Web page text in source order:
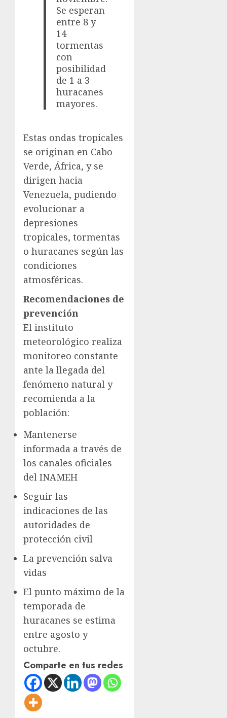
Se esperan
entre 8 y
14
tormentas
con
posibilidad
de 1 a 3
huracanes
mayores.
Estas ondas tropicales
se originan en Cabo
Verde, África, y se
dirigen hacia
Venezuela, pudiendo
evolucionar a
depresiones
tropicales, tormentas
o huracanes según las
condiciones
atmosféricas.
Recomendaciones de
prevención
El instituto
meteorológico realiza
monitoreo constante
ante la llegada del
fenómeno natural y
recomienda a la
población:
Mantenerse
informada a través de
los canales oficiales
del INAMEH
Seguir las
indicaciones de las
autoridades de
protección civil
La prevención salva
vidas
El punto máximo de la
temporada de
huracanes se estima
entre agosto y
octubre.
Comparte en tus redes